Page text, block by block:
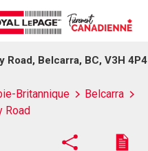
Road, Belcarra, BC, V3H 4P4
Britannique
Belcarra
Road